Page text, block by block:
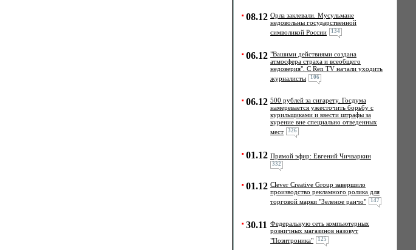
08.12 Орла заклевали. Мусульмане
недовольны государственной
символикой России
134
06.12 "Вашими действиями создана
атмосфера страха и всеобщего
недоверия". С Ren TV начали уходить
журналисты
106
06.12 500 рублей за сигарету. Госдума
намеревается ужесточить борьбу с
курильщиками и ввести штрафы за
курение вне специально отведенных
мест
326
01.12 Прямой эфир: Евгений Чичваркин
332
01.12 Clever Creative Group завершило
производство рекламного ролика для
торговой марки "Зеленое ранчо"
147
30.11 Федеральную сеть компьютерных
розничных магазинов назовут
"Позитроника"
125